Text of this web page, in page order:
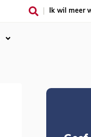
Ik wil meer